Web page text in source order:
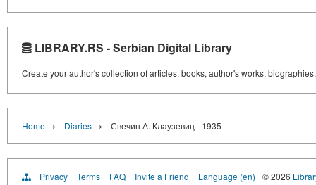
LIBRARY.RS - Serbian Digital Library
Create your author's collection of articles, books, author's works,
Home › Diaries › Свечин А. Клаузевиц - 1935
Privacy Terms FAQ Invite a Friend Language (en) © 2026